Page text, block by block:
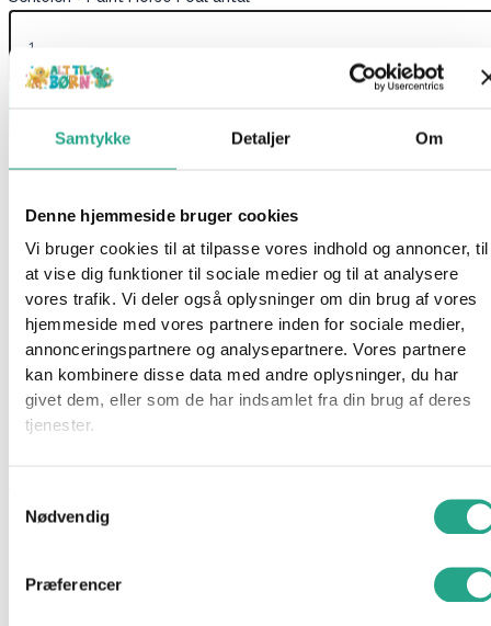
Samtykke Detaljer Om
Denne hjemmeside bruger cookies
Vi bruger cookies til at tilpasse vores indhold og annoncer, til
at vise dig funktioner til sociale medier og til at analysere
vores trafik. Vi deler også oplysninger om din brug af vores
hjemmeside med vores partnere inden for sociale medier,
annonceringspartnere og analysepartnere. Vores partnere
kan kombinere disse data med andre oplysninger, du har
givet dem, eller som de har indsamlet fra din brug af deres
tjenester.
Nødvendig
Præferencer
Varenummer9856320 Kategorier Mærker
Schleich
Horse Club
Beskrivelse
Schleich Horse Club Paint Horse Foal er en detaljeret og
håndmalet figur af et Paint-hesteføl.
Figuren gengiver de karakteristiske mønstre fra fødslen, som
gør racen så særegen  og inviterer til fantasifuld leg og læring
om heste og natur.
Specifikationer
Har du spørgsmål til denne vare?